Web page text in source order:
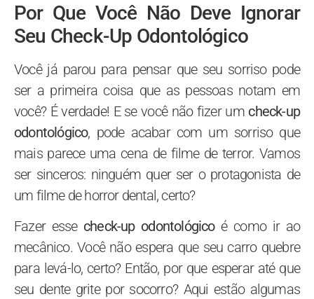
Por Que Você Não Deve Ignorar
Seu Check-Up Odontológico
Você já parou para pensar que seu sorriso pode
ser a primeira coisa que as pessoas notam em
você? É verdade! E se você não fizer um check-up
odontológico, pode acabar com um sorriso que
mais parece uma cena de filme de terror. Vamos
ser sinceros: ninguém quer ser o protagonista de
um filme de horror dental, certo?
Fazer esse check-up odontológicoé como ir ao
mecânico. Você não espera que seu carro quebre
para levá-lo, certo? Então, por que esperar até que
seu dente grite por socorro? Aqui estão algumas